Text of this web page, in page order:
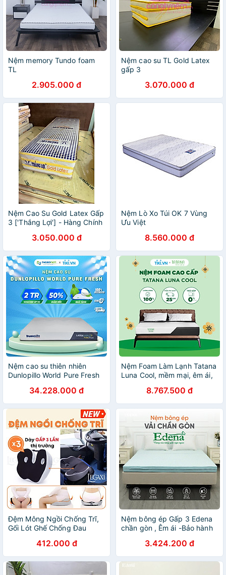
Nệm memory Tundo foam
TL
2.905.000 đ
Nệm cao su TL Gold Latex
gấp 3
3.070.000 đ
Nệm Cao Su Gold Latex Gấp
3 ['Thắng Lợi'] - Hàng Chính
3.050.000 đ
Nệm Lò Xo Túi OK 7 Vùng
Ưu Việt
8.560.000 đ
Nệm cao su thiên nhiên
Dunlopillo World Pure Fresh
34.228.000 đ
Nệm Foam Làm Lạnh Tatana
Luna Cool, mềm mại, êm ái,
8.767.500 đ
Đệm Mông Ngồi Chống Trĩ,
Gối Lót Ghế Chống Đau
Thâm Mông Mụn Mông Xe
Hơi Legaxi
412.000 đ
Nệm bông ép Gấp 3 Edena
chần gòn , Êm ái -Bảo hành
3.424.200 đ